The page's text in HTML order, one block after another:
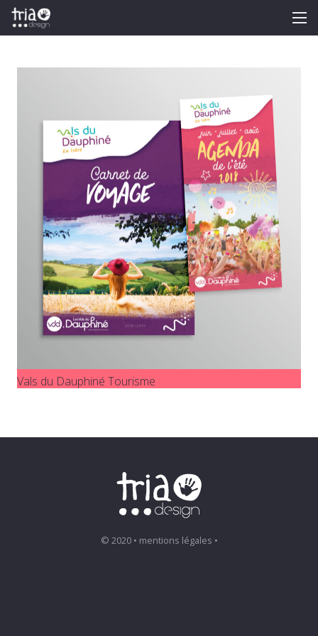
Vals du Dauphiné Tourisme
© 2020 • mentions légales •